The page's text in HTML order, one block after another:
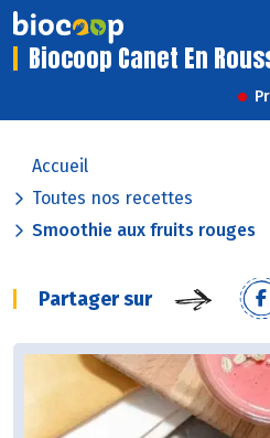
Biocoop Canet En
Accueil
Toutes nos recettes
Smoothie aux fruits rouges
Partager sur